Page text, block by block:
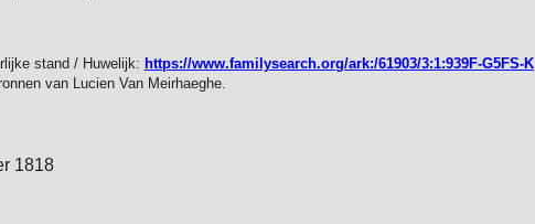
stand / Huwelijk: https://www.familysearch.org/ark:/61903/3:1:939F-G5FS-K
van Lucien Van Meirhaeghe.
1818